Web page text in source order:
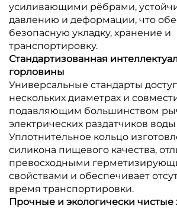
усиливающими рёбрами,
давлению и деформации, что
безопасную укладку, хранение и
транспортировку.
Стандартизованная
горловины
Универсальные стандарты
нескольких диаметрах и
подавляющим большинством
электрических раздатчиков
Уплотнительное кольцо
силикона пищевого качества,
превосходными
свойствами и обеспечивает
время транспортировки.
Прочные и экологически чистые